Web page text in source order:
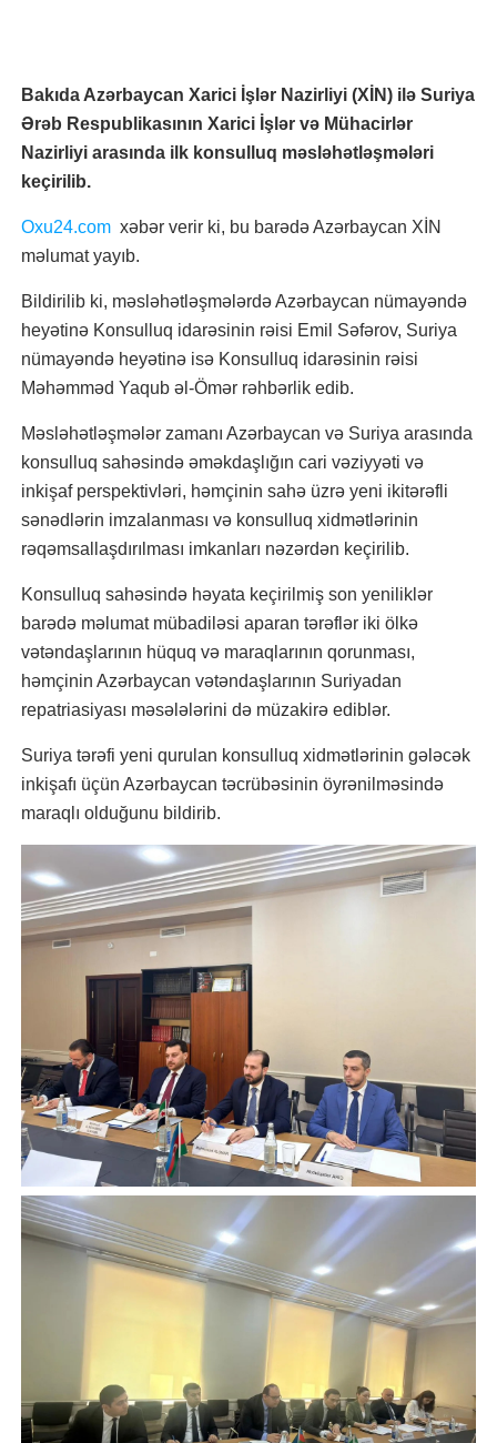
Bakıda Azərbaycan Xarici İşlər Nazirliyi (XİN) ilə Suriya
Ərəb Respublikasının Xarici İşlər və Mühacirlər
Nazirliyi arasında ilk konsulluq məsləhətləşmələri
keçirilib.
Oxu24.com xəbər verir ki, bu barədə Azərbaycan XİN
məlumat yayıb.
Bildirilib ki, məsləhətləşmələrdə Azərbaycan nümayəndə
heyətinə Konsulluq idarəsinin rəisi Emil Səfərov, Suriya
nümayəndə heyətinə isə Konsulluq idarəsinin rəisi
Məhəmməd Yaqub əl-Ömər rəhbərlik edib.
Məsləhətləşmələr zamanı Azərbaycan və Suriya arasında
konsulluq sahəsində əməkdaşlığın cari vəziyyəti və
inkişaf perspektivləri, həmçinin sahə üzrə yeni ikitərəfli
sənədlərin imzalanması və konsulluq xidmətlərinin
rəqəmsallaşdırılması imkanları nəzərdən keçirilib.
Konsulluq sahəsində həyata keçirilmiş son yeniliklər
barədə məlumat mübadiləsi aparan tərəflər iki ölkə
vətəndaşlarının hüquq və maraqlarının qorunması,
həmçinin Azərbaycan vətəndaşlarının Suriyadan
repatriasiyası məsələlərini də müzakirə ediblər.
Suriya tərəfi yeni qurulan konsulluq xidmətlərinin gələcək
inkişafı üçün Azərbaycan təcrübəsinin öyrənilməsində
maraqlı olduğunu bildirib.